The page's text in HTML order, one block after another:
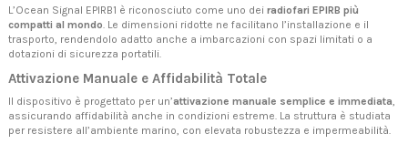
L’Ocean Signal EPIRB1 è riconosciuto come uno dei radiofari EPIRB più
compatti al mondo. Le dimensioni ridotte ne facilitano l’installazione e il
trasporto, rendendolo adatto anche a imbarcazioni con spazi limitati o a
dotazioni di sicurezza portatili.
Attivazione Manuale e Affidabilità Totale
Il dispositivo è progettato per un’attivazione manuale semplice e immediata,
assicurando affidabilità anche in condizioni estreme. La struttura è studiata
per resistere all’ambiente marino, con elevata robustezza e impermeabilità.